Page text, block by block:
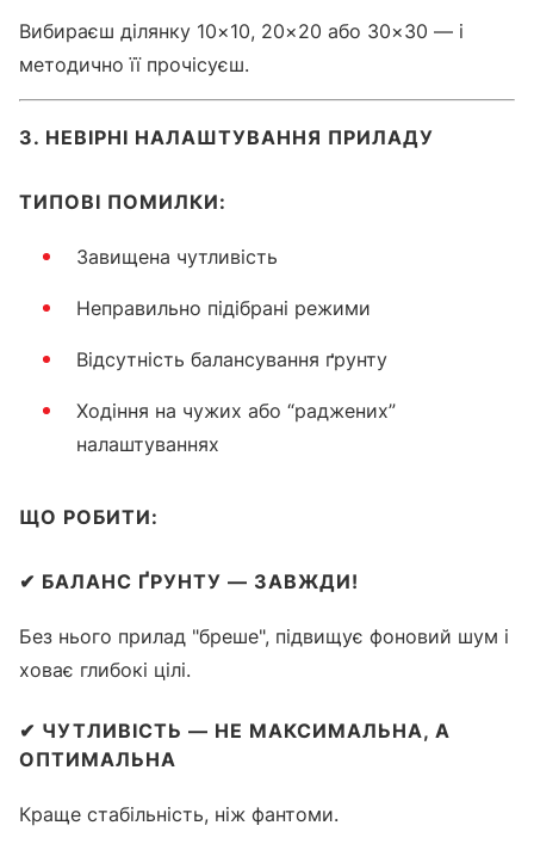
Вибираєш ділянку 10×10, 20×20 або 30×30 — і
методично її прочісуєш.
3. НЕВІРНІ НАЛАШТУВАННЯ ПРИЛАДУ
ТИПОВІ ПОМИЛКИ:
Завищена чутливість
Неправильно підібрані режими
Відсутність балансування ґрунту
Ходіння на чужих або “раджених”
налаштуваннях
ЩО РОБИТИ:
✔ БАЛАНС ҐРУНТУ — ЗАВЖДИ!
Без нього прилад "бреше", підвищує фоновий шум і
ховає глибокі цілі.
✔ ЧУТЛИВІСТЬ — НЕ МАКСИМАЛЬНА, А
ОПТИМАЛЬНА
Краще стабільність, ніж фантоми.